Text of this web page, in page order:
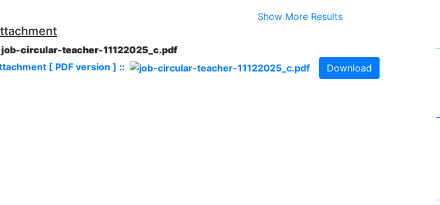
Show More Results
job-circular-teacher-11122025_c.pdf
[ PDF version ] ::
Download